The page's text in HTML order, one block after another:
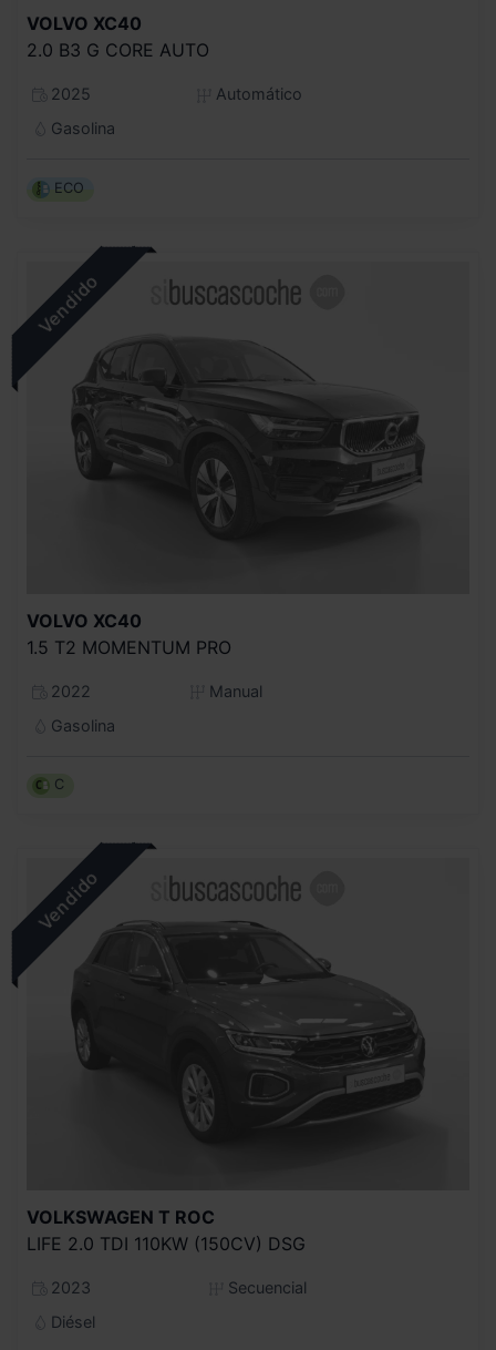
VOLVO XC40
2.0 B3 G CORE AUTO
2025
Automático
Gasolina
ECO
VOLVO XC40
1.5 T2 MOMENTUM PRO
2022
Manual
Gasolina
C
VOLKSWAGEN T ROC
LIFE 2.0 TDI 110KW (150CV) DSG
2023
Secuencial
Diésel